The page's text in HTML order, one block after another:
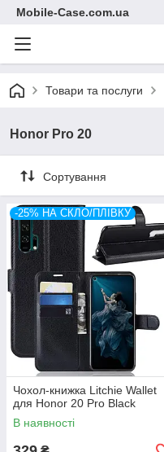
Mobile-Case.com.ua
Товари та послуги
Honor Pro 20
Сортування
-25% НА СКЛО/ПЛІВКУ
Чохол-книжка Litchie Wallet
для Honor 20 Pro Black
В наявності